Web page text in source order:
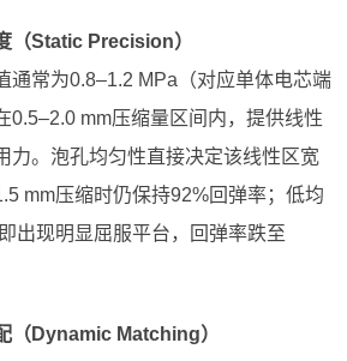
（Static Precision）
通常为0.8–1.2 MPa（对应单体电芯端
0.5–2.0 mm压缩量区间内，提供线性
力。泡孔均匀性直接决定该线性区宽
mm压缩时仍保持92%回弹率；低均
出现明显屈服平台，回弹率跌至
（Dynamic Matching）